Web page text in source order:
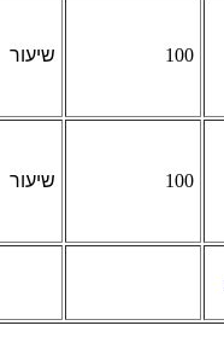
100 שיעור
100 שיעור